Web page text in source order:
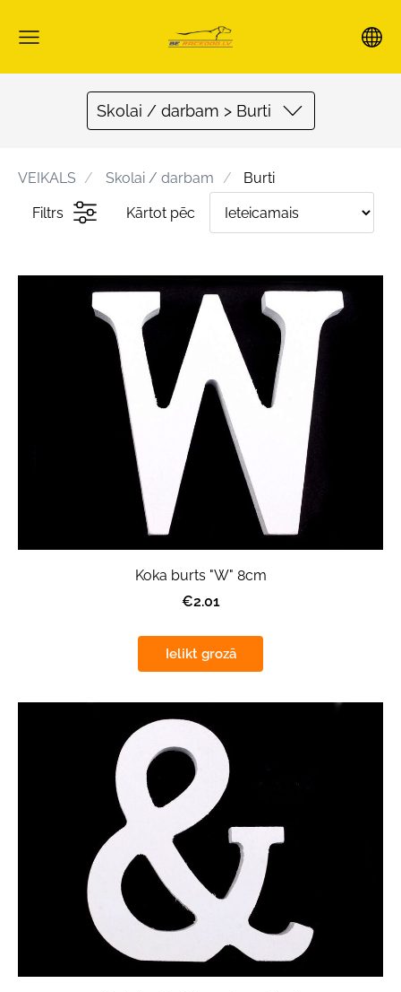
Skolai / darbam > Burti
VEIKALS Skolai / darbam Burti
Filtrs Kārtot pēc
Koka burts "W" 8cm
€2.01
Ielikt grozā